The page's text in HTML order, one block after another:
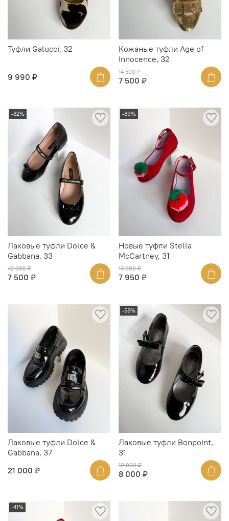
Туфли Galucci, 32
9 990 ₽
Кожаные туфли Age of
Innocence, 32
14 500 ₽
7 500 ₽
-82%
Лаковые туфли Dolce &
Gabbana, 33
42 000 ₽
7 500 ₽
-39%
Новые туфли Stella
McCartney, 31
13 000 ₽
7 950 ₽
Лаковые туфли Dolce &
Gabbana, 37
21 000 ₽
-58%
Лаковые туфли Bonpoint,
31
19 000 ₽
8 000 ₽
-41%